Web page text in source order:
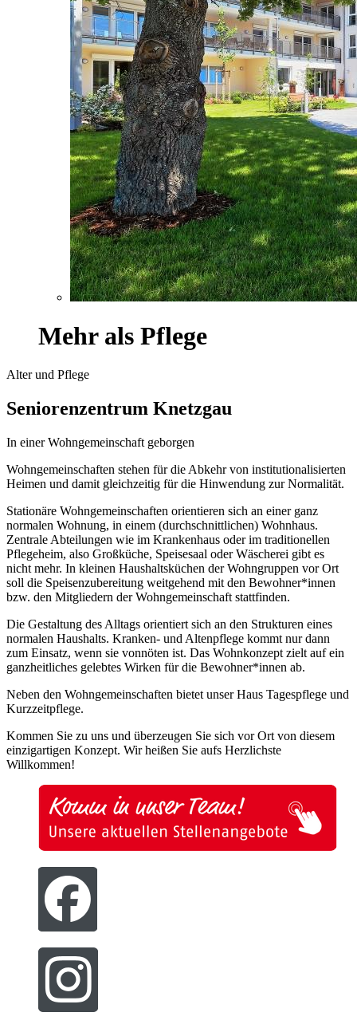
Mehr als Pflege
Alter und Pflege
Seniorenzentrum Knetzgau
In einer Wohngemeinschaft geborgen
Wohngemeinschaften stehen für die Abkehr von institutionalisierten
Heimen und damit gleichzeitig für die Hinwendung zur Normalität.
Stationäre Wohngemeinschaften orientieren sich an einer ganz
normalen Wohnung, in einem (durchschnittlichen) Wohnhaus.
Zentrale Abteilungen wie im Krankenhaus oder im traditionellen
Pflegeheim, also Großküche, Speisesaal oder Wäscherei gibt es
nicht mehr. In kleinen Haushaltsküchen der Wohngruppen vor Ort
soll die Speisenzubereitung weitgehend mit den Bewohner*innen
bzw. den Mitgliedern der Wohngemeinschaft stattfinden.
Die Gestaltung des Alltags orientiert sich an den Strukturen eines
normalen Haushalts. Kranken- und Altenpflege kommt nur dann
zum Einsatz, wenn sie vonnöten ist. Das Wohnkonzept zielt auf ein
ganzheitliches gelebtes Wirken für die Bewohner*innen ab.
Neben den Wohngemeinschaften bietet unser Haus Tagespflege und
Kurzzeitpflege.
Kommen Sie zu uns und überzeugen Sie sich vor Ort von diesem
einzigartigen Konzept. Wir heißen Sie aufs Herzlichste
Willkommen!